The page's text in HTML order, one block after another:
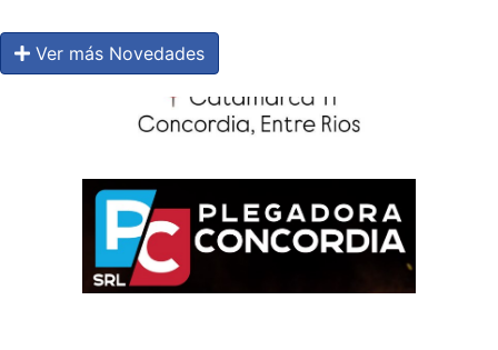
Ver más Novedades